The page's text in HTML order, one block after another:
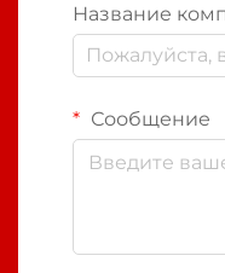
Название
Сообщение